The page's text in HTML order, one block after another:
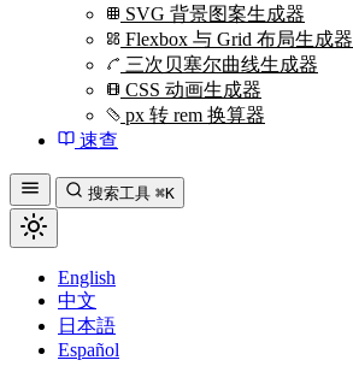
SVG 背景图案生成器
Flexbox 与 Grid 布局生成器
三次贝塞尔曲线生成器
CSS 动画生成器
px 转 rem 换算器
速查
搜索工具 ⌘K
English
中文
日本語
Español